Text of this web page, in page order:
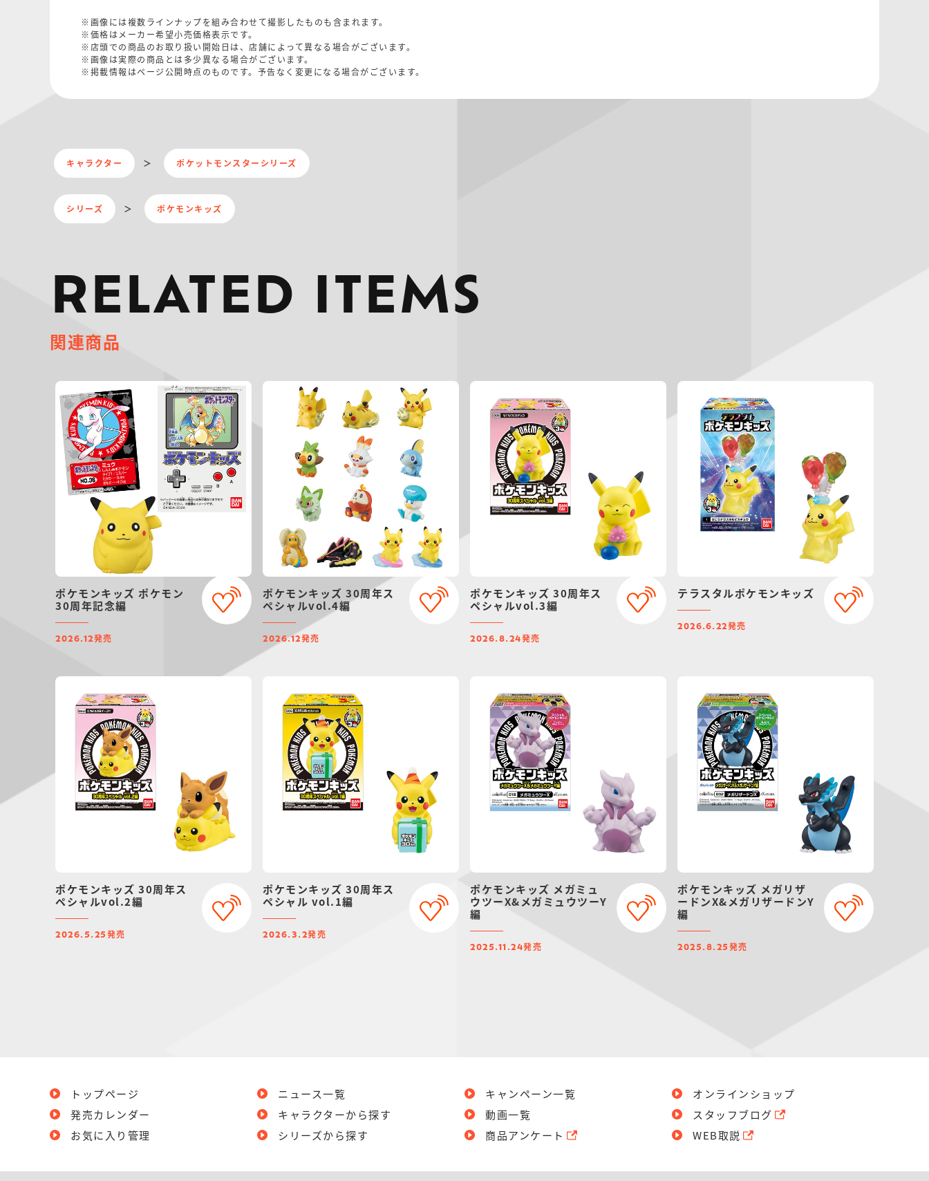
※画像には複数ラインナップを組み合わせて撮影したものも含まれます。
※価格はメーカー希望小売価格表示です。
※店頭での商品のお取り扱い開始日は、店舗によって異なる場合がございます。
※画像は実際の商品とは多少異なる場合がございます。
※掲載情報はページ公開時点のものです。予告なく変更になる場合がございます。
キャラクター ポケットモンスターシリーズ
シリーズ ポケモンキッズ
RELATED ITEMS
関連商品
ポケモンキッズ ポケモン
30周年記念編
2026.12発売
ポケモンキッズ 30周年ス
ペシャルvol.4編
2026.12発売
ポケモンキッズ 30周年ス
ペシャルvol.3編
2026.8.24発売
テラスタルポケモンキッズ
2026.6.22発売
ポケモンキッズ 30周年ス
ペシャルvol.2編
2026.5.25 発売
ポケモンキッズ 30周年ス
ペシャル vol.1編
2026.3.2発売
ポケモンキッズ メガミュ
ウツーX&メガミュウツーY
編
2025.11.24発売
ポケモンキッズ メガリザ
ードンX&メガリザードンY
編
2025.8.25 発売
トップページ
発売カレンダー
お気に入り管理
ニュース一覧
キャラクターから探す
シリーズから探す
キャンペーン一覧
動画一覧
商品アンケート
オンラインショップ
スタッフブログ
WEB取説